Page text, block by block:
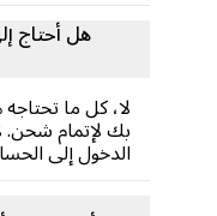
هل أحتاج إلى
بك لإتمام شحن. لا
الدخول إلى الحساب.